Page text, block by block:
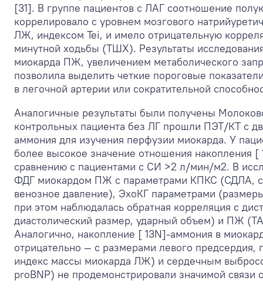
[31]. В группе пациентов с ЛАГ соотношение
коррелировало с уровнем мозгового
ЛЖ, индексом Tei, и имело отрицательную
минутной ходьбы (ТШХ). Результаты
миокарда ПЖ, увеличением метаболического
позволила выделить четкие пороговые
в легочной артерии или сократительной
Аналогичные результаты были получены
контрольных пациента без ЛГ прошли ПЭТ/КТ с
аммония для изучения перфузии миокарда. У
более высокое значение отношения
сравнению с пациентами с СИ >2 л/мин/м2. В
ФДГ миокардом ПЖ с параметрами КПКС (СДЛА,
венозное давление), ЭхоКГ параметрами
при этом наблюдалась обратная корреляция с
диастолический размер, ударный объем) и ПЖ
Аналогично, накопление [ 13N]-аммония в
отрицательно — с размерами левого
индекс массы миокарда ЛЖ) и сердечным
proBNP) не продемонстрировали значимой связи